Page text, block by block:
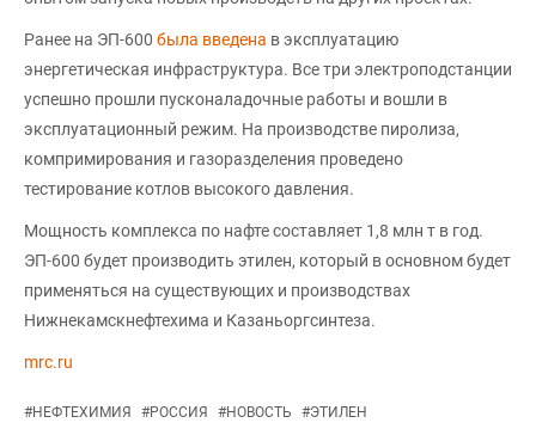
Ранее на ЭП-600 была введена в эксплуатацию
энергетическая инфраструктура. Все три электроподстанции
успешно прошли пусконаладочные работы и вошли в
эксплуатационный режим. На производстве пиролиза,
компримирования и газоразделения проведено
тестирование котлов высокого давления.
Мощность комплекса по нафте составляет 1,8 млн т в год.
ЭП-600 будет производить этилен, который в основном будет
применяться на существующих и производствах
Нижнекамскнефтехима и Казаньоргсинтеза.
mrc.ru
#НЕФТЕХИМИЯ #РОССИЯ #НОВОСТЬ #ЭТИЛЕН